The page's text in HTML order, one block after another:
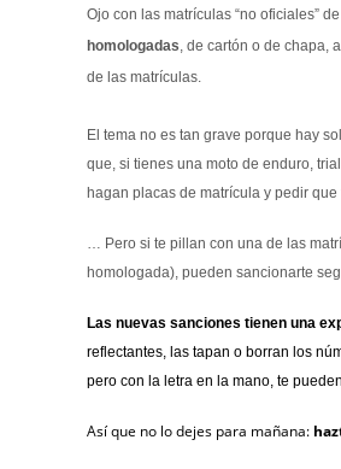
Ojo con las matrículas “no oficiales”
homologadas, de cartón o de chapa,
de las matrículas.
El tema no es tan grave porque hay
que, si tienes una moto de enduro,
hagan placas de matrícula y pedir
… Pero si te pillan con una de las
homologada), pueden sancionarte
Las nuevas sanciones tienen una
reflectantes, las tapan o borran los
pero con la letra en la mano, te
Así que no lo dejes para mañana: